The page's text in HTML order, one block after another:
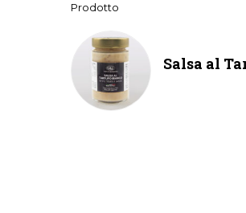
Prodotto
Salsa al